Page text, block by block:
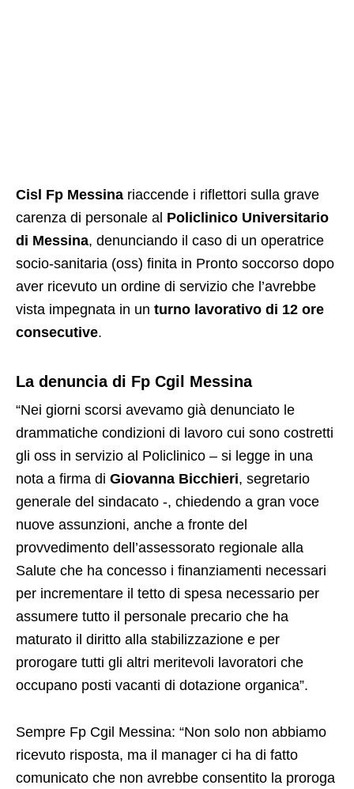
Cisl Fp Messina riaccende i riflettori sulla grave
carenza di personale al Policlinico Universitario
di Messina, denunciando il caso di un operatrice
socio-sanitaria (oss) finita in Pronto soccorso dopo
aver ricevuto un ordine di servizio che l’avrebbe
vista impegnata in un turno lavorativo di 12 ore
consecutive.
La denuncia di Fp Cgil Messina
“Nei giorni scorsi avevamo già denunciato le
drammatiche condizioni di lavoro cui sono costretti
gli oss in servizio al Policlinico – si legge in una
nota a firma di Giovanna Bicchieri, segretario
generale del sindacato -, chiedendo a gran voce
nuove assunzioni, anche a fronte del
provvedimento dell’assessorato regionale alla
Salute che ha concesso i finanziamenti necessari
per incrementare il tetto di spesa necessario per
assumere tutto il personale precario che ha
maturato il diritto alla stabilizzazione e per
prorogare tutti gli altri meritevoli lavoratori che
occupano posti vacanti di dotazione organica”.
Sempre Fp Cgil Messina: “Non solo non abbiamo
ricevuto risposta, ma il manager ci ha di fatto
comunicato che non avrebbe consentito la proroga